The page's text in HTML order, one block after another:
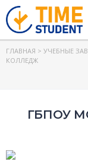
ГЛАВНАЯ > УЧЕБНЫЕ
КОЛЛЕДЖ
ГБПОУ